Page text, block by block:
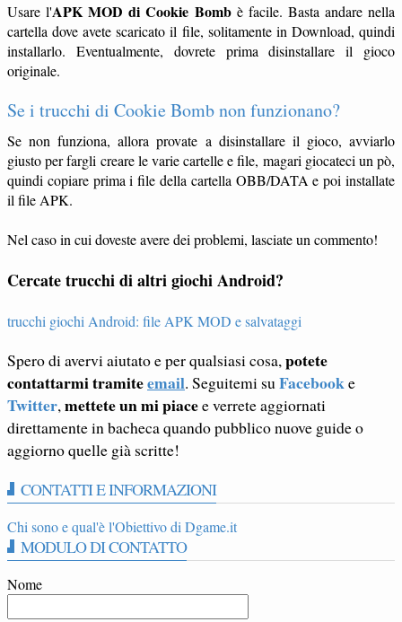
Usare l'APK MOD di Cookie Bombè facile. Basta andare nella
cartella dove avete scaricato il file, solitamente in Download, quindi
installarlo. Eventualmente, dovrete prima disinstallare il gioco
originale.
Se i trucchi di Cookie Bomb non funzionano?
Se non funziona, allora provate a disinstallare il gioco, avviarlo
giusto per fargli creare le varie cartelle e file, magari giocateci un pò,
quindi copiare prima i file della cartella OBB/DATA e poi installate
il file APK.
Nel caso in cui doveste avere dei problemi, lasciate un commento!
Cercate trucchi di altri giochi Android?
trucchi giochi Android: file APK MOD e salvataggi
Spero di avervi aiutato e per qualsiasi cosa, potete
contattarmi tramiteemail. Seguitemi su Facebooke
Twitter, mettete un mi piacee verrete aggiornati
direttamente in bacheca quando pubblico nuove guide o
aggiorno quelle già scritte!
CONTATTI E INFORMAZIONI
Chi sono e qual'è l'Obiettivo di Dgame.it
MODULO DI CONTATTO
Nome